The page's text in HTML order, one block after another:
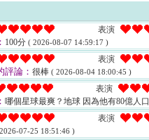
表演
100分 ( 2026-08-07 14:59:17 )
表演
評論： 很棒 ( 2026-08-04 18:00:45 )
表演
哪個星球最爽？地球 因為他有80億人口
表演
07-25 18:51:46 )